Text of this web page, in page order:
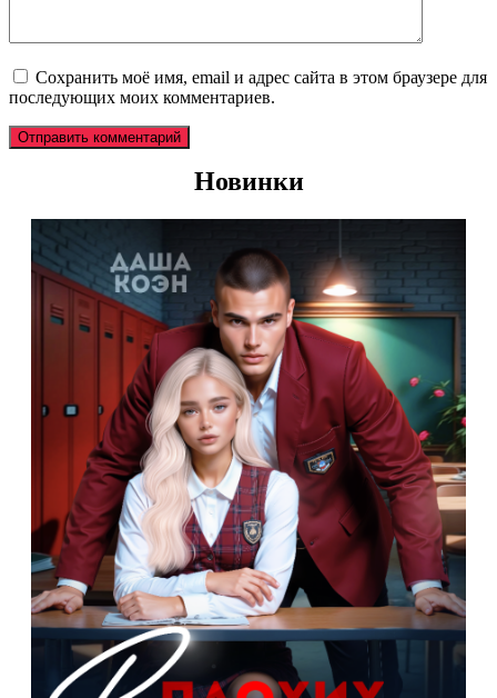
Сохранить моё имя, email и адрес сайта в этом браузере для
последующих моих комментариев.
Новинки